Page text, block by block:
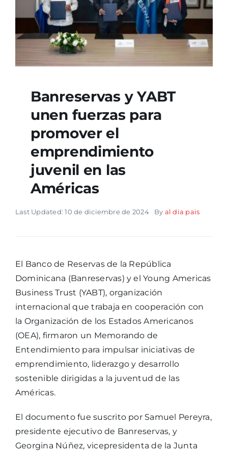
Banreservas y YABT
unen fuerzas para
promover el
emprendimiento
juvenil en las
Américas
Last Updated: 10 de diciembre de 2024 By al dia pais
El Banco de Reservas de la República
Dominicana (Banreservas) y el Young Americas
Business Trust (YABT), organización
internacional que trabaja en cooperación con
la Organización de los Estados Americanos
(OEA), firmaron un Memorando de
Entendimiento para impulsar iniciativas de
emprendimiento, liderazgo y desarrollo
sostenible dirigidas a la juventud de las
Américas.
El documento fue suscrito por Samuel Pereyra,
presidente ejecutivo de Banreservas, y
Georgina Núñez, vicepresidenta de la Junta